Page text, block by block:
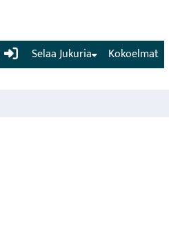
(current) Kokoelmat
Selaa Jukuria